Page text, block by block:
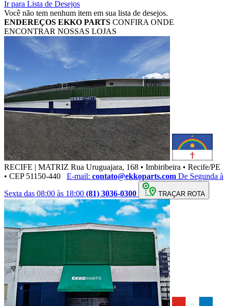
Ir para Lista de Desejos
Você não tem nenhum item em sua lista de desejos.
ENDEREÇOS EKKO PARTS CONFIRA ONDE
ENCONTRAR NOSSAS LOJAS
RECIFE | MATRIZ Rua Uruguajara, 168 • Imbiribeira • Recife/PE
• CEP 51150-440
E-mail: contato@ekkoparts.com De Segunda à
Sexta das 08:00 às 18:00 (81) 3036-0300 TRAÇAR ROTA